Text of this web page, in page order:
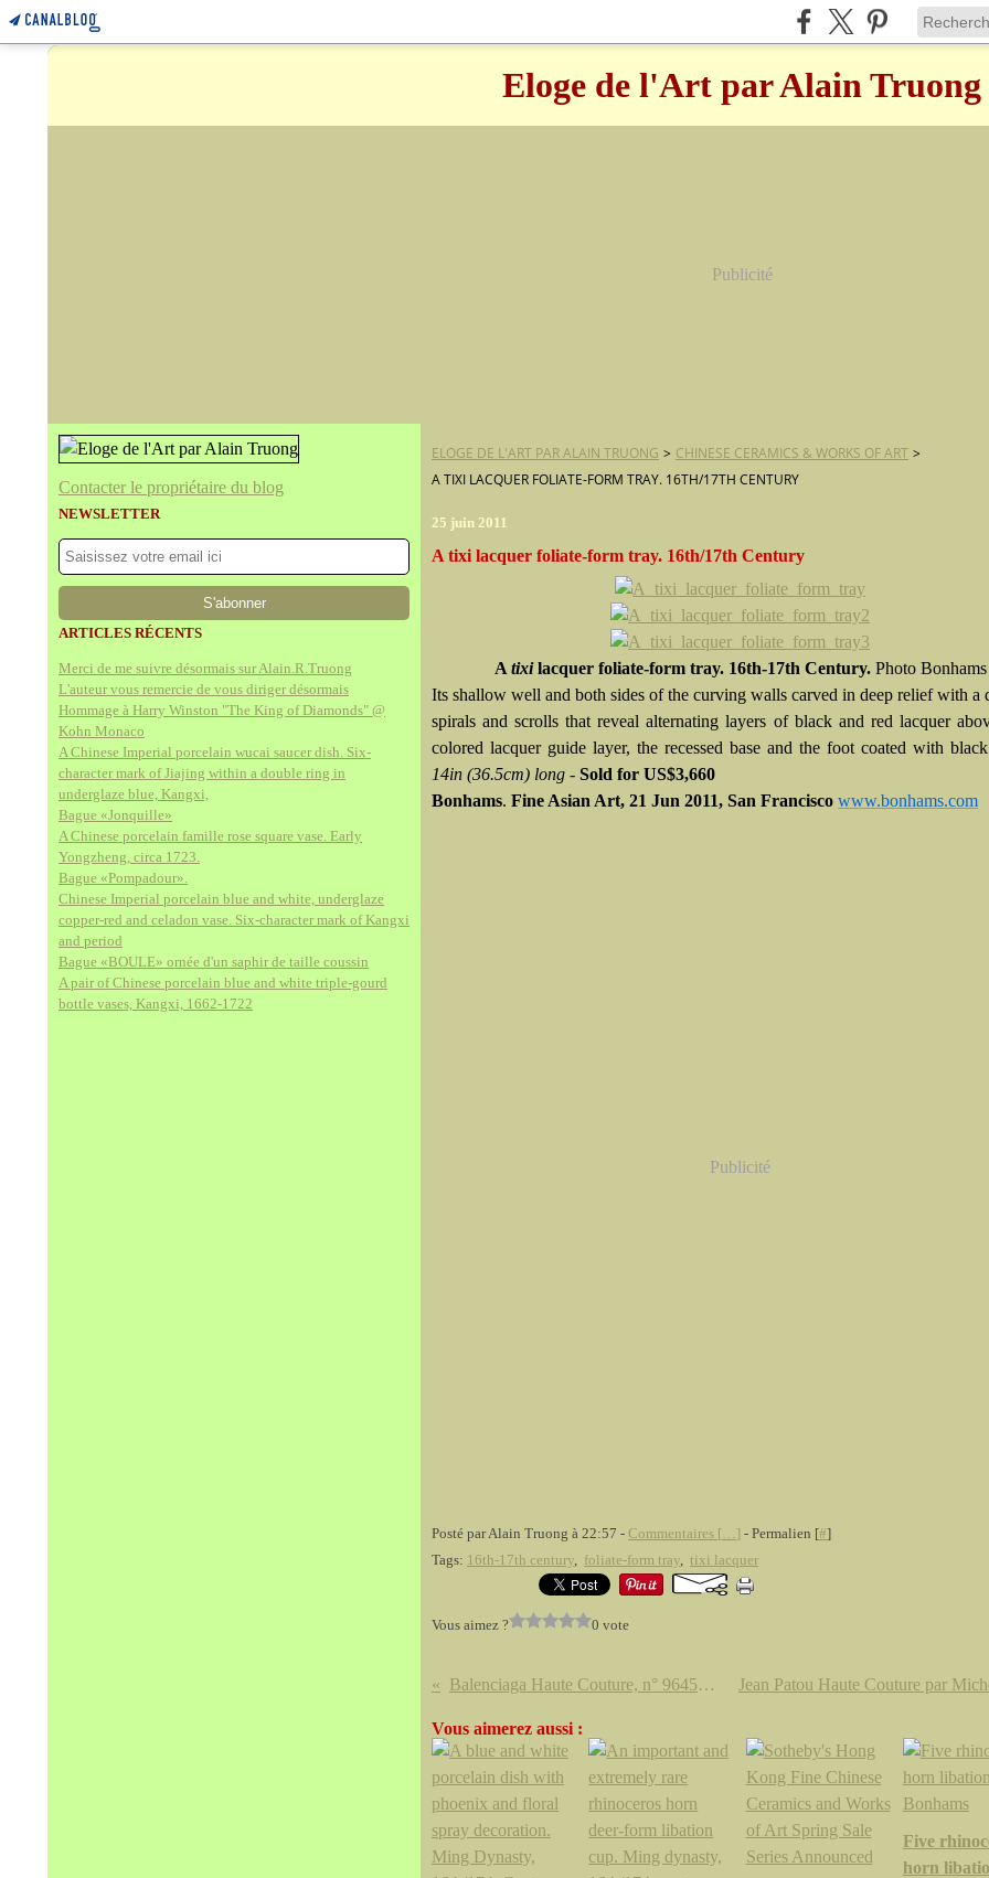
Eloge de l'Art par Alain Truong
Publicité
Contacter le propriétaire du blog
NEWSLETTER
ARTICLES RÉCENTS
Merci de me suivre désormais sur Alain.R.Truong
L'auteur vous remercie de vous diriger désormais
Hommage à Harry Winston "The King of Diamonds" @
Kohn Monaco
A Chinese Imperial porcelain wucai saucer dish. Six-
character mark of Jiajing within a double ring in
underglaze blue, Kangxi,
Bague «Jonquille»
A Chinese porcelain famille rose square vase. Early
Yongzheng, circa 1723.
Bague «Pompadour».
Chinese Imperial porcelain blue and white, underglaze
copper-red and celadon vase. Six-character mark of Kangxi
and period
Bague «BOULE» ornée d'un saphir de taille coussin
A pair of Chinese porcelain blue and white triple-gourd
bottle vases, Kangxi, 1662-1722
ELOGE DE L'ART PAR ALAIN TRUONG > CHINESE CERAMICS & WORKS OF ART >
A TIXI LACQUER FOLIATE-FORM TRAY. 16TH/17TH CENTURY
25 juin 2011
A tixi lacquer foliate-form tray. 16th/17th Century
A tixilacquer foliate-form tray. 16th-17th Century. Photo Bonhams
Its shallow well and both sides of the curving walls carved in deep relief with a
spirals and scrolls that reveal alternating layers of black and red lacquer
colored lacquer guide layer, the recessed base and the foot coated with
14in (36.5cm) long - Sold for US$3,660
Bonhams. Fine Asian Art, 21 Jun 2011, San Francisco www.bonhams.com
Publicité
Posté par Alain Truong à 22:57 - Commentaires [… ] - Permalien [#]
Tags: 16th-17th century, foliate-form tray, tixi lacquer
Vous aimez ? 0 vote
Balenciaga Haute Couture, n° 96455, circa 1965. Robe du soir & n° 90636, circa 1964 Etole en faille noire
Vous aimerez aussi :
Five
horn